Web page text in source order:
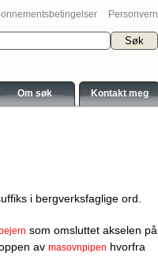
Personvern
Om søk Kontakt meg
i bergverksfaglige ord.
som omsluttet akselen på
av masovnpipen hvorfra